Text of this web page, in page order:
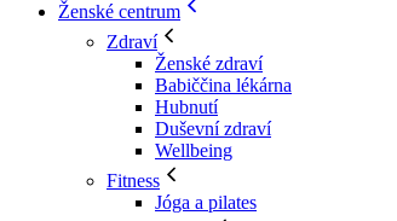
Ženské centrum
Zdraví
Ženské zdraví
Babiččina lékárna
Hubnutí
Duševní zdraví
Wellbeing
Fitness
Jóga a pilates